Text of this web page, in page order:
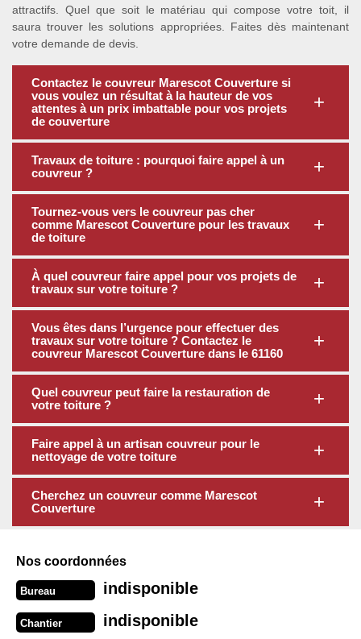
attractifs. Quel que soit le matériau qui compose votre toit, il
saura trouver les solutions appropriées. Faites dès maintenant
votre demande de devis.
Contactez le couvreur Marescot Couverture si
vous voulez un résultat à la hauteur de vos
attentes à un prix imbattable pour vos projets
de couverture
Travaux de toiture : pourquoi faire appel à un
couvreur ?
Tournez-vous vers le couvreur pas cher
comme Marescot Couverture pour les travaux
de toiture
À quel couvreur faire appel pour vos projets de
travaux sur votre toiture ?
Vous êtes dans l’urgence pour effectuer des
travaux sur votre toiture ? Contactez le
couvreur Marescot Couverture dans le 61160
Quel couvreur peut faire la restauration de
votre toiture ?
Faire appel à un artisan couvreur pour le
nettoyage de votre toiture
Cherchez un couvreur comme Marescot
Couverture
Nos coordonnées
Bureau indisponible
Chantier indisponible